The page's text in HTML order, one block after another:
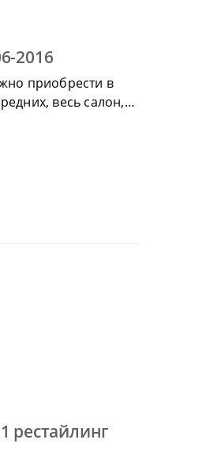
2016
приобрести в
весь салон,
рестайлинг